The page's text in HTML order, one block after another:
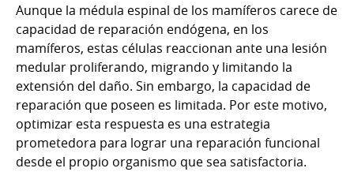
Aunque la médula espinal de los mamíferos carece de
capacidad de reparación endógena, en los
mamíferos, estas células reaccionan ante una lesión
medular proliferando, migrando y limitando la
extensión del daño. Sin embargo, la capacidad de
reparación que poseen es limitada. Por este motivo,
optimizar esta respuesta es una estrategia
prometedora para lograr una reparación funcional
desde el propio organismo que sea satisfactoria.